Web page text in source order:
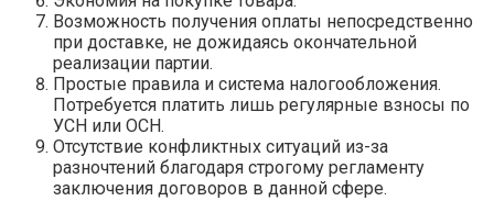
Возможность получения оплаты непосредственно
при доставке, не дожидаясь окончательной
реализации партии.
Простые правила и система налогообложения.
Потребуется платить лишь регулярные взносы по
УСН или ОСН.
Отсутствие конфликтных ситуаций из-за
разночтений благодаря строгому регламенту
заключения договоров в данной сфере.